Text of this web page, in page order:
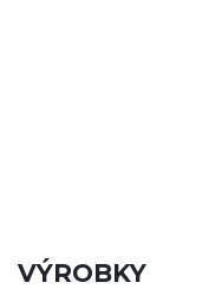
VÝROBKY